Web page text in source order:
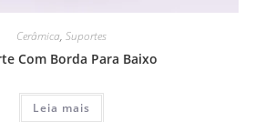
Cerâmica, Suportes
Com Borda Para Baixo
Leia mais